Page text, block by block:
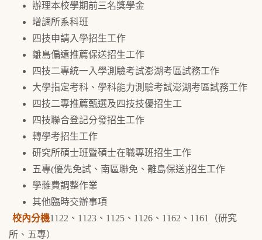
辦理本校學期前三名獎學金
增調所系科班
四技申請入學招生工作
離島偏遠推薦保送招生工作
四技二專統一入學測驗考試澎湖考區試務工作
大學指定考科、學科能力測驗考試澎湖考區試務工作
四技二專推薦甄選及四技技優招生工
四技聯合登記分發招生工作
轉學考招生工作
研究所碩士班暨碩士在職專班招生工作
五專(優先免試、南區聯免、離島保送)招生工作
學雜費調整作業
其他臨時交辦事項
校內分機1122、1123、1125、1126、1162、1161（研究
所、五專）